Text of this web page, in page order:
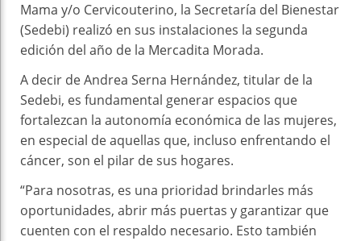
Mama y/o Cervicouterino, la Secretaría del Bienestar
(Sedebi) realizó en sus instalaciones la segunda
edición del año de la Mercadita Morada.
A decir de Andrea Serna Hernández, titular de la
Sedebi, es fundamental generar espacios que
fortalezcan la autonomía económica de las mujeres,
en especial de aquellas que, incluso enfrentando el
cáncer, son el pilar de sus hogares.
“Para nosotras, es una prioridad brindarles más
oportunidades, abrir más puertas y garantizar que
cuenten con el respaldo necesario. Esto también